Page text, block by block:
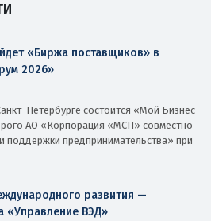
«Биржа поставщиков» в
2026»
Петербурге состоится «Мой Бизнес
АО «Корпорация «МСП» совместно
поддержки предпринимательства» при
развития —
«Управление ВЭД»